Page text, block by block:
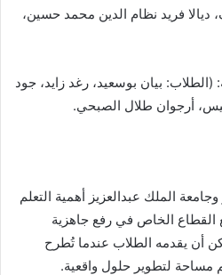
ديالا فريد نظام الدين محمد حسين،
(الطلاب: بيان بوسعيد، رغد زايد، جود
أرجوان طلال الصبحي.
الملك عبدالعزيز أهمية التعلم
القطاع الخاص في رفع جاهزية
أن يقدمه الطلاب عندما تُطرح
مساحة لتطوير حلول واقعية.